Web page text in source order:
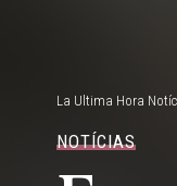
La Ultima Hora
NOTÍCIAS